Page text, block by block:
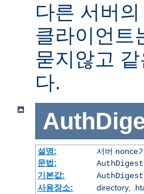
다른 서버
클라이언트
묻지않고
다.
설명:
서버 nonce
문법:
기본값:
사용장소:
directory,